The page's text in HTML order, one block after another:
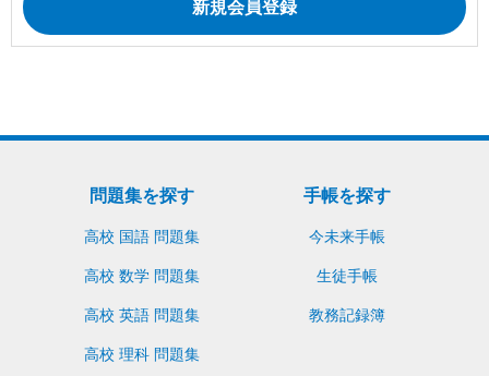
問題集を探す
高校 国語 問題集
高校 数学 問題集
高校 英語 問題集
高校 理科 問題集
手帳を探す
今未来手帳
生徒手帳
教務記録簿